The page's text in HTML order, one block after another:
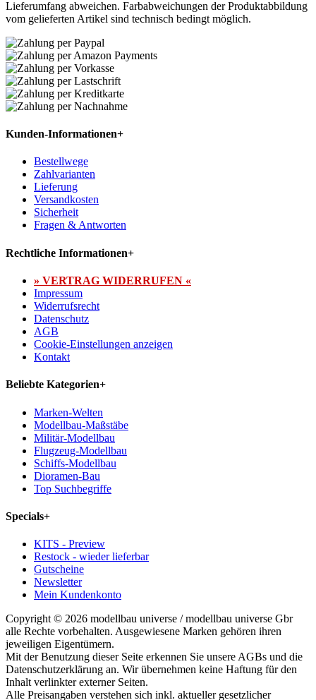
Lieferumfang abweichen. Farbabweichungen der Produktabbildung
vom gelieferten Artikel sind technisch bedingt möglich.
Kunden-Informationen+
Bestellwege
Zahlvarianten
Lieferung
Versandkosten
Sicherheit
Fragen & Antworten
Rechtliche Informationen+
» VERTRAG WIDERRUFEN «
Impressum
Widerrufsrecht
Datenschutz
AGB
Cookie-Einstellungen anzeigen
Kontakt
Beliebte Kategorien+
Marken-Welten
Modellbau-Maßstäbe
Militär-Modellbau
Flugzeug-Modellbau
Schiffs-Modellbau
Dioramen-Bau
Top Suchbegriffe
Specials+
KITS - Preview
Restock - wieder lieferbar
Gutscheine
Newsletter
Mein Kundenkonto
Copyright © 2026 modellbau universe / modellbau universe Gbr
alle Rechte vorbehalten. Ausgewiesene Marken gehören ihren
jeweiligen Eigentümern.
Mit der Benutzung dieser Seite erkennen Sie unsere AGBs und die
Datenschutzerklärung an. Wir übernehmen keine Haftung für den
Inhalt verlinkter externer Seiten.
Alle Preisangaben verstehen sich inkl. aktueller gesetzlicher